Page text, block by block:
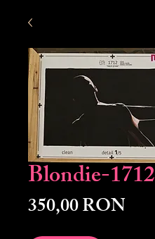
Blondie-1712
350,00 RONPreț